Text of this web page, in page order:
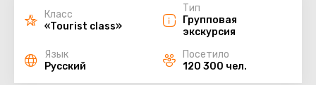
Класс
«Tourist class»
Тип
Групповая
экскурсия
Язык
Русский
Посетило
120 300 чел.